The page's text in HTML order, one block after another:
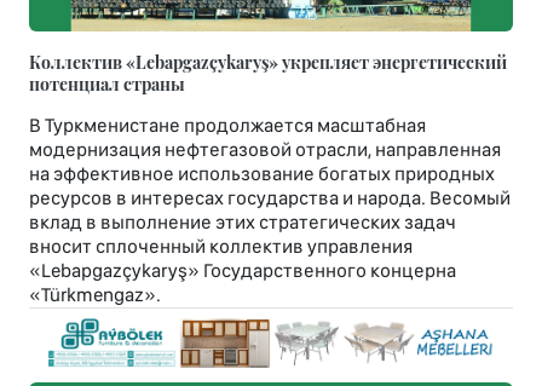
Коллектив «Lebapgazçykaryş» укрепляет энергетический
потенциал страны
В Туркменистане продолжается масштабная
модернизация нефтегазовой отрасли, направленная
на эффективное использование богатых природных
ресурсов в интересах государства и народа. Весомый
вклад в выполнение этих стратегических задач
вносит сплоченный коллектив управления
«Lebapgazçykaryş» Государственного концерна
«Türkmengaz».